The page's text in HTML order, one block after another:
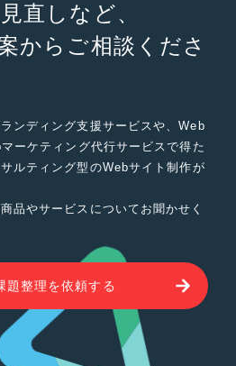
直しなど、
からご相談くださ
ンディング支援サービスや、Web
ーケティング代行サービスで得た
ルティング型のWebサイト制作が
品やサービスについてお聞かせく
題整理を依頼する